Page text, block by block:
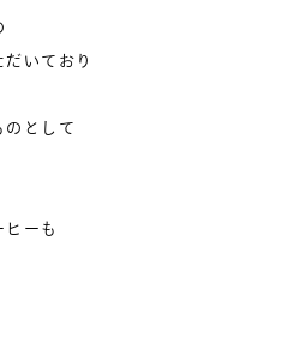
いており
のとして
ーも